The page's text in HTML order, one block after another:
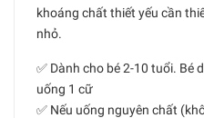
khoáng chất thiết yếu cần
nhỏ.
✅ Dành cho bé 2-10 tuổi. Bé
uống 1 cữ
✅ Nếu uống nguyên chất